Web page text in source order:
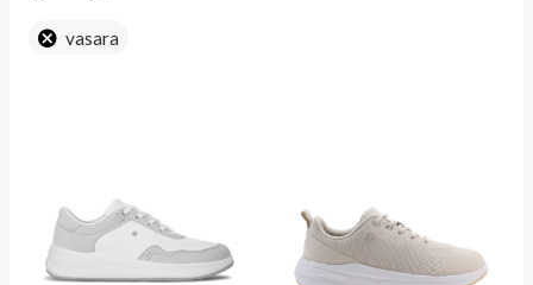
vasara